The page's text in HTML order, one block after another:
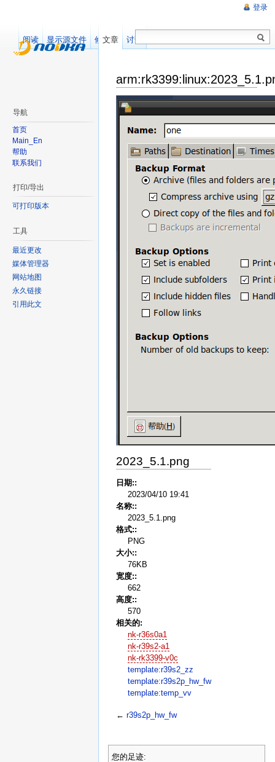
2023_5.1.png
日期::
2023/04/10 19:41
名称::
2023_5.1.png
格式::
PNG
大小::
76KB
宽度::
662
高度::
570
相关的:
nk-r36s0a1
nk-r39s2-a1
nk-rk3399-v0c
template:r39s2_zz
template:r39s2p_hw_fw
template:temp_vv
← r39s2p_hw_fw
您的足迹:
登录
文章 讨论
阅读 显示源文件 修订记录
导航
首页
Main_En
帮助
联系我们
打印/导出
可打印版本
工具
最近更改
媒体管理器
网站地图
永久链接
引用此文